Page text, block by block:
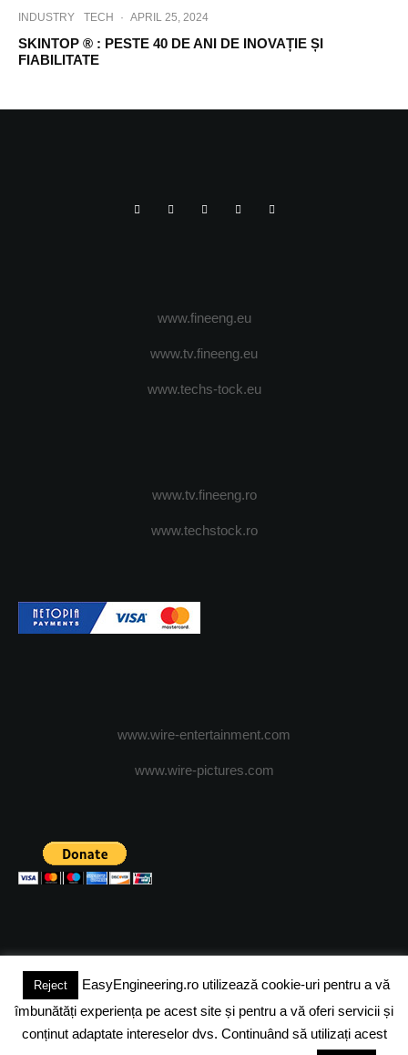
INDUSTRY TECH · APRIL 25, 2024
SKINTOP ® : PESTE 40 DE ANI DE INOVAȚIE ȘI
FIABILITATE
www.fineeng.eu
www.tv.fineeng.eu
www.techs-tock.eu
www.tv.fineeng.ro
www.techstock.ro
www.wire-entertainment.com
www.wire-pictures.com
(c) 2024 - FineEngineeringMagazine. All rights reserved.
DESPRE NOI ADVERTISING JOBS DESPRE COOKIES
Reject
EasyEngineering.ro utilizează cookie-uri pentru a vă
îmbunătăți experiența pe acest site și pentru a vă oferi servicii și
conținut adaptate intereselor dvs. Continuând să utilizați acest